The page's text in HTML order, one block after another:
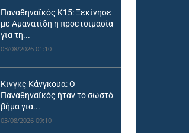
Παναθηναϊκός Κ15: Ξεκίνησε
με Αμανατίδη η προετοιμασία
για τη...
03/08/2026 01:10
Κινγκς Κάνγκουα: Ο
Παναθηναϊκός ήταν το σωστό
βήμα για...
03/08/2026 09:10